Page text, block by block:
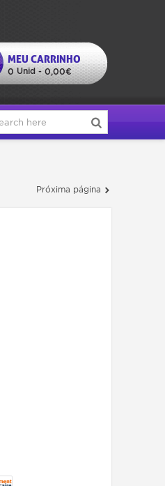
MEU CARRINHO
0 Unid - 0,00€
Próxima página